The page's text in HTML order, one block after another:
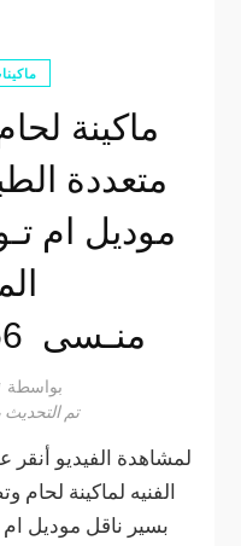
ماكينة
متعددة
منـسى 01211116956
بواسطة
تم التحديث
لمشاهدة الفيديو
الفنيه لماكينة لحام